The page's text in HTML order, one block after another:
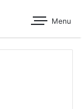
Menu